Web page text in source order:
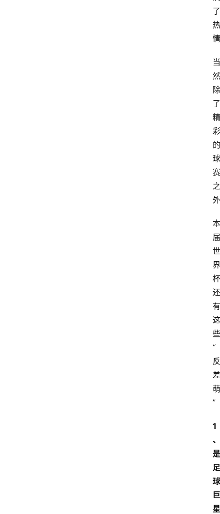
了
热
情
当
然
除
了
精
彩
的
球
赛
之
外
本
届
世
界
杯
还
有
这
些
“
反
差
萌
”
1
、
是
足
球
巨
星